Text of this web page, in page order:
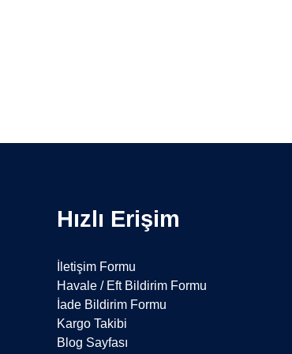
Hızlı Erişim
İletişim Formu
Havale / Eft Bildirim Formu
İade Bildirim Formu
Kargo Takibi
Blog Sayfası